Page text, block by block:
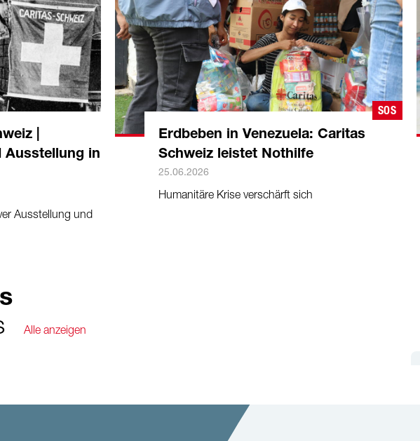
|
Ausstellung in
Ausstellung und
SOS
Erdbeben in Venezuela: Caritas
Schweiz leistet Nothilfe
25.06.2026
Humanitäre Krise verschärft sich
Alle anzeigen